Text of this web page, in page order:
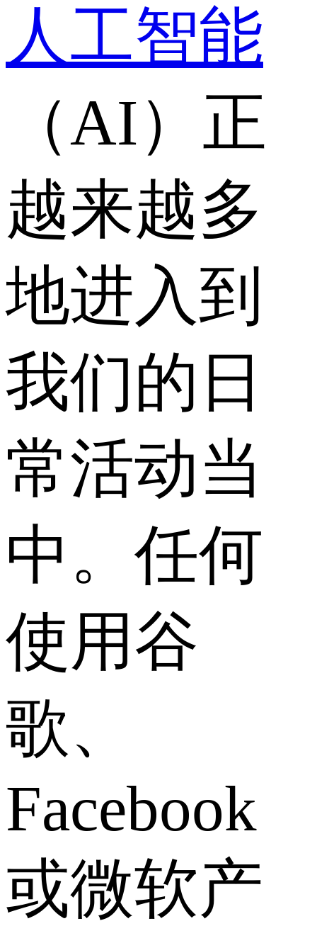
人工智能
（AI）正
越来越多
地进入到
我们的日
常活动当
中。任何
使用谷
歌、
Facebook
或微软产